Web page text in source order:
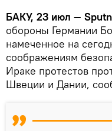
БАКУ, 23 июл —
обороны Германии
намеченное на
соображениям
Ираке протестов
Швеции и Дании,